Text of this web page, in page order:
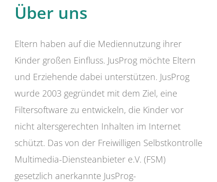
Über uns
Eltern haben auf die Mediennutzung ihrer
Kinder großen Einfluss. JusProg möchte Eltern
und Erziehende dabei unterstützen. JusProg
wurde 2003 gegründet mit dem Ziel, eine
Filtersoftware zu entwickeln, die Kinder vor
nicht altersgerechten Inhalten im Internet
schützt. Das von der Freiwilligen Selbstkontrolle
Multimedia-Diensteanbieter e.V. (FSM)
gesetzlich anerkannte JusProg-